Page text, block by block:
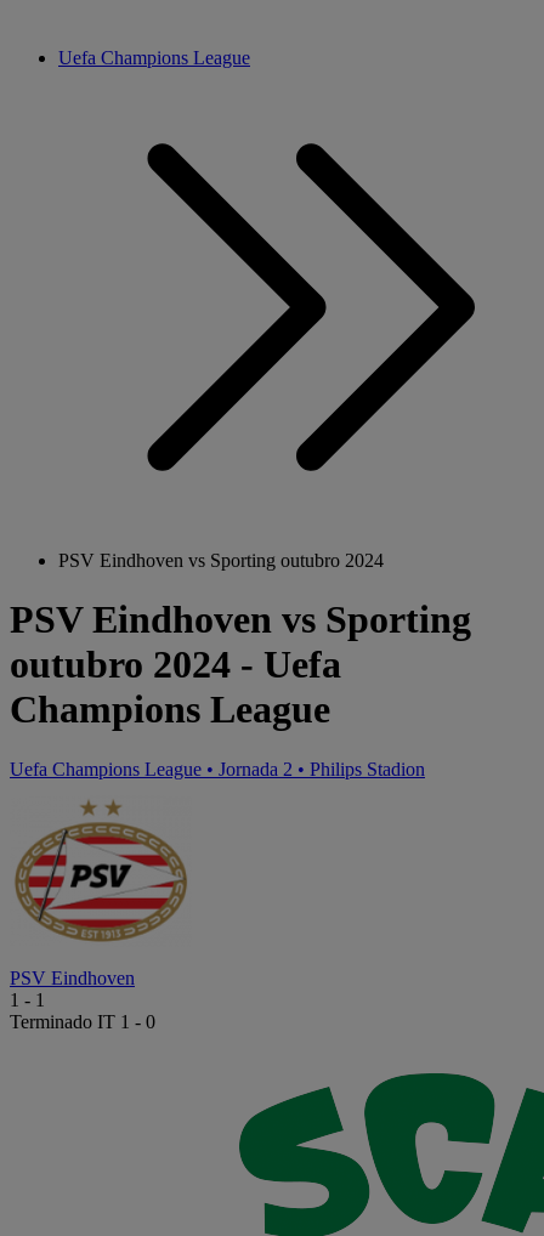
Uefa Champions League
PSV Eindhoven vs Sporting outubro 2024
PSV Eindhoven vs Sporting
outubro 2024 - Uefa
Champions League
Uefa Champions League • Jornada 2 • Philips Stadion
PSV Eindhoven
1 - 1
Terminado IT 1 - 0